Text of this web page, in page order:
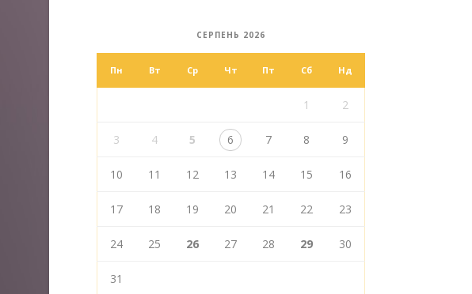
СЕРПЕНЬ 2026
Пн Вт Ср Чт Пт Сб Нд
1 2
3 4 5 6 7 8 9
10 11 12 13 14 15 16
17 18 19 20 21 22 23
24 25 26 27 28 29 30
31